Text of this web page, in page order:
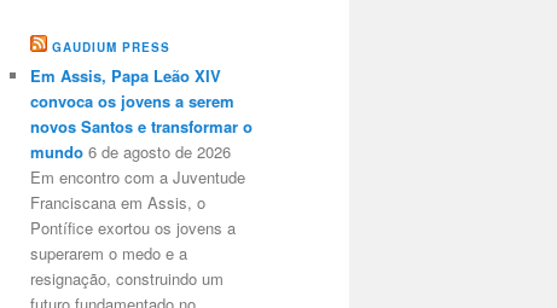
GAUDIUM PRESS
Em Assis, Papa Leão XIV
convoca os jovens a serem
novos Santos e transformar o
mundo 6 de agosto de 2026
Em encontro com a Juventude
Franciscana em Assis, o
Pontífice exortou os jovens a
superarem o medo e a
resignação, construindo um
futuro fundamentado no